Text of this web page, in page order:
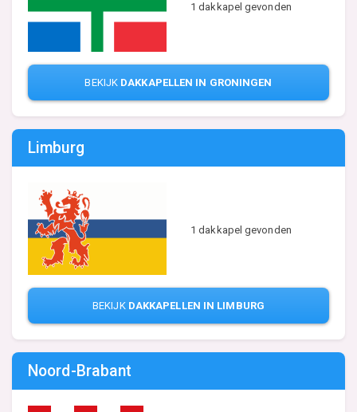
1 dakkapel gevonden
BEKIJK DAKKAPELLEN IN GRONINGEN
Limburg
1 dakkapel gevonden
BEKIJK DAKKAPELLEN IN LIMBURG
Noord-Brabant